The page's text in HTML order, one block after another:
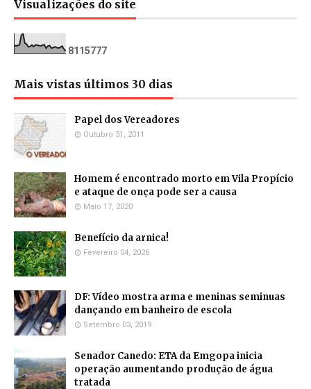
Visualizações do site
81 15777
Mais vistas últimos 30 dias
Papel dos Vereadores
Outubro 31, 2011
Homem é encontrado morto em Vila Propício
e ataque de onça pode ser a causa
Maio 17, 2020
Benefício da arnica!
Fevereiro 04, 2026
DF: Vídeo mostra arma e meninas seminuas
dançando em banheiro de escola
Setembro 03, 2019
Senador Canedo: ETA da Emgopa inicia
operação aumentando produção de água
tratada